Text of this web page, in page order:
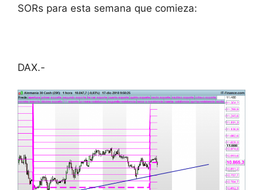
SORs para esta semana que comieza:
DAX.-